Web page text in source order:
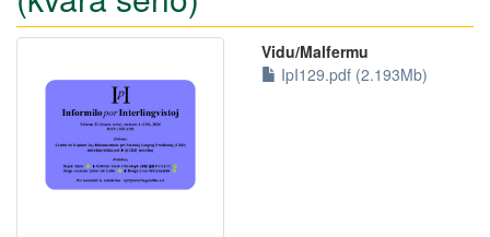
Vidu/Malfermu
IpI129.pdf (2.193Mb)